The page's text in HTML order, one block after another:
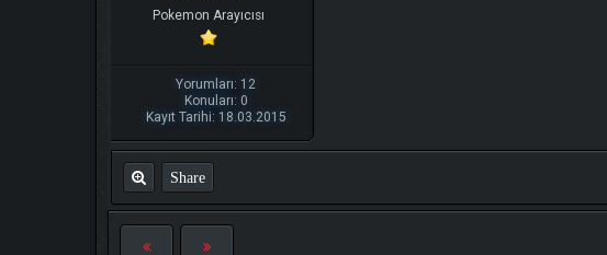
Pokemon Arayıcısı
Yorumları: 12
Konuları: 0
Kayıt Tarihi: 18.03.2015
Share